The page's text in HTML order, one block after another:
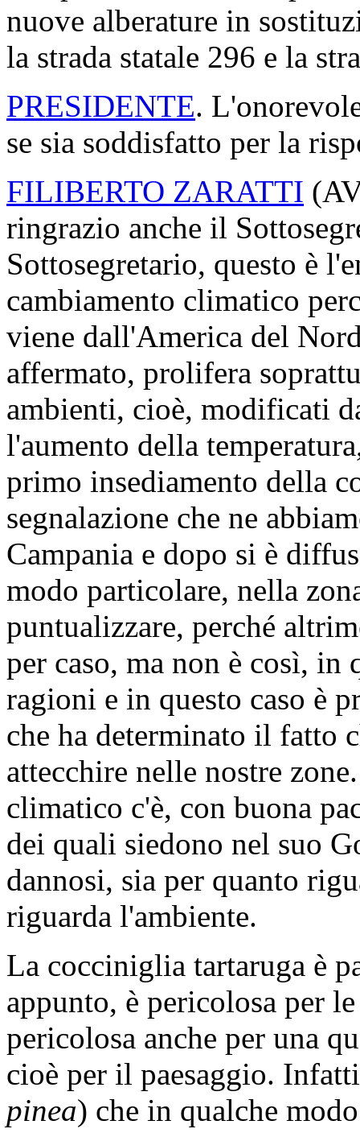
nuove alberature in
la strada statale 296 e la
PRESIDENTE.
se sia soddisfatto per la
FILIBERTO ZARATTI (
ringrazio anche il
Sottosegretario, questo è
cambiamento climatico
viene dall'America del
affermato, prolifera
ambienti, cioè, modificati
l'aumento della
primo insediamento della
segnalazione che ne
Campania e dopo si è
modo particolare, nella
puntualizzare, perché
per caso, ma non è così, in
ragioni e in questo caso è
che ha determinato il fatto
attecchire nelle nostre
climatico c'è, con buona
dei quali siedono nel suo
dannosi, sia per quanto
riguarda l'ambiente.
La cocciniglia tartaruga è
appunto, è pericolosa per
pericolosa anche per una
cioè per il paesaggio.
pinea) che in qualche